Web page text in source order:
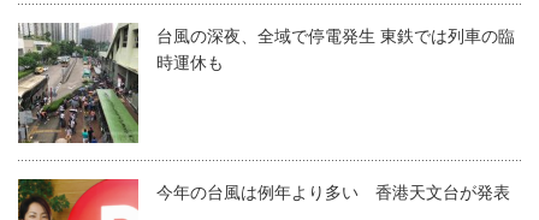
台風の深夜、全域で停電発生 東鉄では列車の臨
時運休も
今年の台風は例年より多い 香港天文台が発表